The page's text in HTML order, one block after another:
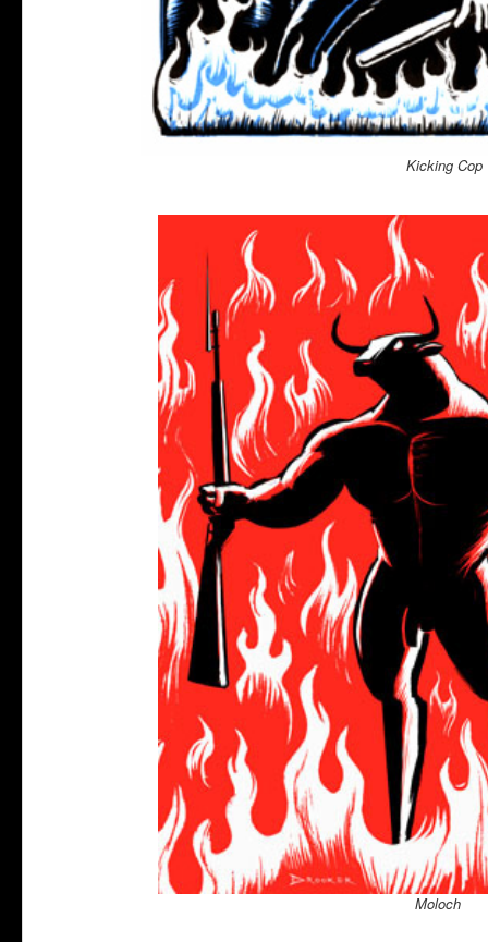
Kicking Cop
Moloch